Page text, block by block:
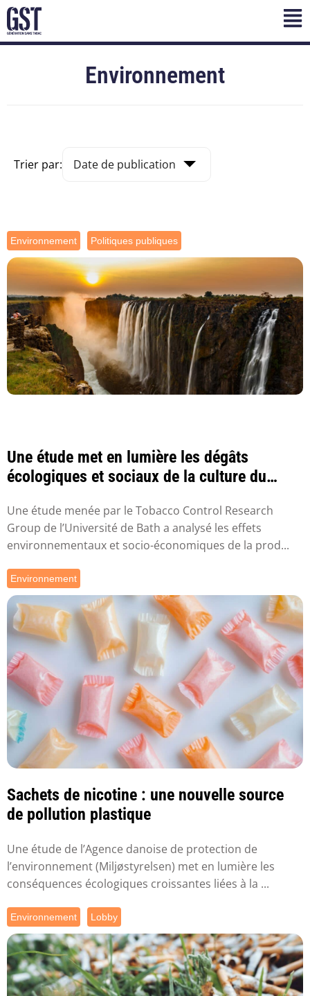
Environnement
Trier par:
Environnement Politiques publiques
Une étude met en lumière les dégâts
écologiques et sociaux de la culture du
Une étude menée par le Tobacco Control Research
Group de l’Université de Bath a analysé les effets
environnementaux et socio-économiques de la prod...
Environnement
Sachets de nicotine : une nouvelle source
de pollution plastique
Une étude de l’Agence danoise de protection de
l’environnement (Miljøstyrelsen) met en lumière les
conséquences écologiques croissantes liées à la ...
Environnement Lobby